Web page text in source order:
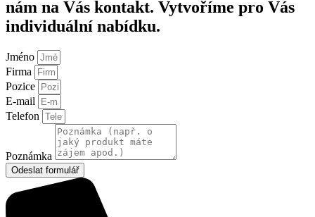
nám na Vás kontakt. Vytvoříme pro Vás
individuální nabídku.
Jméno
Firma
Pozice
E-mail
Telefon
Poznámka
Odeslat formulář